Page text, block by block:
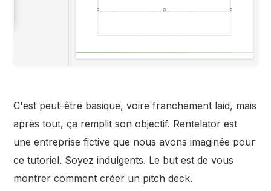
C'est peut-être basique, voire franchement laid, mais
après tout, ça remplit son objectif. Rentelator est
une entreprise fictive que nous avons imaginée pour
ce tutoriel. Soyez indulgents. Le but est de vous
montrer comment créer un pitch deck.